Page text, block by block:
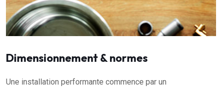
Dimensionnement & normes
Une installation performante commence par un